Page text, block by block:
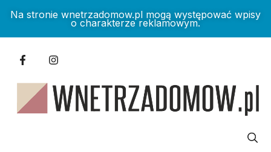
Na stronie wnetrzadomow.pl mogą występować wpisy
o charakterze reklamowym.